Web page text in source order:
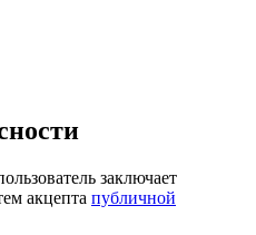
заключает
акцепта публичной